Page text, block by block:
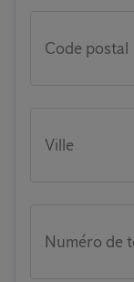
Code postal
Ville
Numéro de